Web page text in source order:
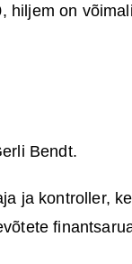
hiljem on
Bendt.
ja kontroller,